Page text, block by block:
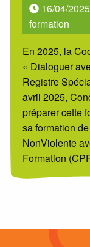
16/04/2025
formation
En 2025, la
« Dialoguer
Registre
avril 2025,
préparer cette
sa formation
NonViolente
Formation